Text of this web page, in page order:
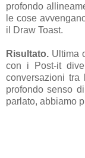
profondo
le cose
il Draw Toast.
Risultato. Ultima
con i Post-it
conversazioni tra
profondo senso
parlato, abbiamo